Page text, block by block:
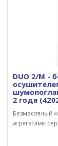
DUO 2/M -
2 года
Безмасляный
агрегатами